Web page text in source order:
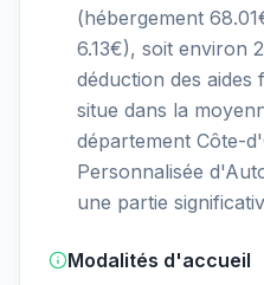
(hébergement
6.13€), soit environ
déduction des aides
situe dans la
département Côte-
Personnalisée
une partie
Modalités d'accueil